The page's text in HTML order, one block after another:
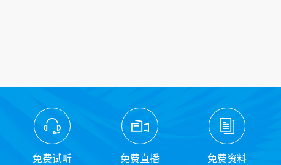
免费试听 免费直播 免费资料